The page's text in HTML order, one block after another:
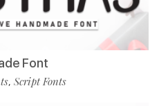
Font
, Script Fonts